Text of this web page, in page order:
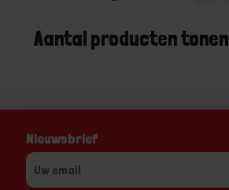
Aantal producten tonen
Nieuwsbrief